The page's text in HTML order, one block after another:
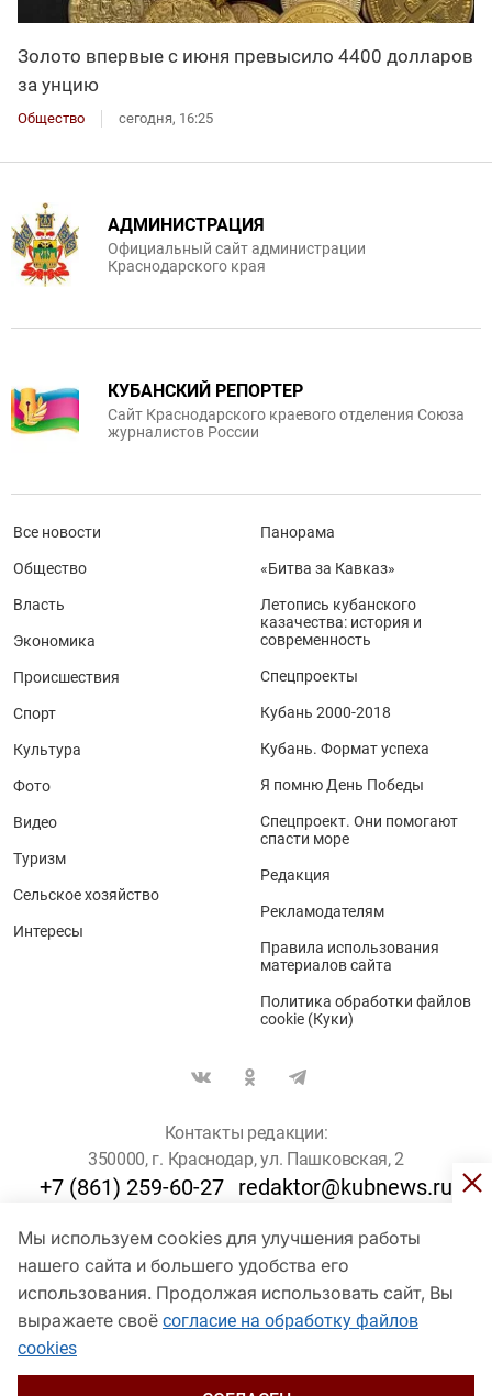
Золото впервые с июня превысило 4400 долларов
за унцию
Общество сегодня, 16:25
Мы используем cookies для улучшения работы
нашего сайта и большего удобства его
использования. Продолжая использовать сайт, Вы
выражаете своё согласие на обработку файлов
cookies
АДМИНИСТРАЦИЯ
Официальный сайт администрации
Краснодарского края
КУБАНСКИЙ РЕПОРТЕР
Сайт Краснодарского краевого отделения Союза
журналистов России
Все новости
Общество
Власть
Экономика
Происшествия
Спорт
Культура
Фото
Видео
Туризм
Сельское хозяйство
Интересы
Панорама
«Битва за Кавказ»
Летопись кубанского
казачества: история и
современность
Спецпроекты
Кубань 2000-2018
Кубань. Формат успеха
Я помню День Победы
Спецпроект. Они помогают
спасти море
Редакция
Рекламодателям
Правила использования
материалов сайта
Политика обработки файлов
cookie (Куки)
Контакты редакции:
350000, г. Краснодар, ул. Пашковская, 2
+7 (861) 259-60-27 redaktor@kubnews.ru
Для пользователей старше 16 лет
© Кубанские Новости, 2017
Сетевое издание «kubnews» зарегистрировано Федеральной
службой по надзору в сфере связи, информационных технологий
и массовых коммуникаций (Роскомнадзор). Регистрационный